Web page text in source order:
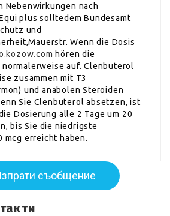
Nebenwirkungen nach
plus solltedem Bundesamt
und
Wenn die Dosis
hören die
auf. Clenbuterol
zusammen mit T3
und anabolen Steroiden
Sie Clenbuterol absetzen, ist
Dosierung alle 2 Tage um 20
bis Sie die niedrigste
mcg erreicht haben.
съобщение